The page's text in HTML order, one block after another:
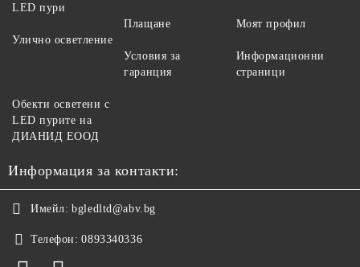
LED пури
Улично осветление
Плащане
Условия за
гаранция
Моят профил
Информационни
страници
Обекти осветени с
LED пурите на
ДИАНИД ЕООД
Информация за контакти:
Имейл: bgledltd@abv.bg
Телефон: 0893340336